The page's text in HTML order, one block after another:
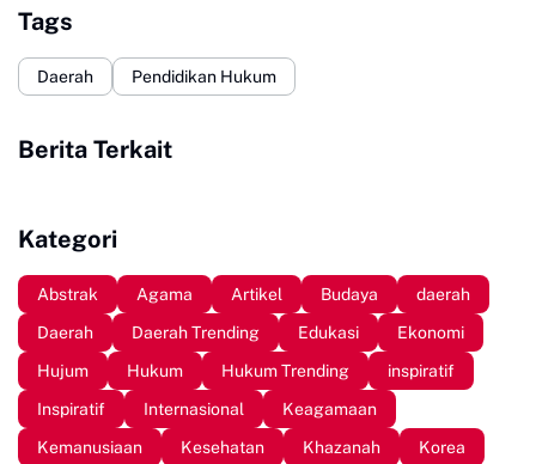
Tags
Daerah Pendidikan Hukum
Berita Terkait
Kategori
Abstrak Agama Artikel Budaya
daerah
Daerah
Daerah Trending Edukasi
Ekonomi
Hujum
Hukum Hukum Trending
inspiratif
Inspiratif
Internasional
Keagamaan
Kemanusiaan
Kesehatan Khazanah
Korea